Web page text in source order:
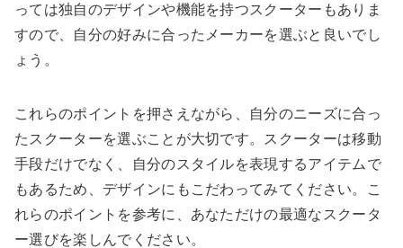
っては独自のデザインや機能を持つスクーターもありま
すので、自分の好みに合ったメーカーを選ぶと良いでし
ょう。
これらのポイントを押さえながら、自分のニーズに合っ
たスクーターを選ぶことが大切です。スクーターは移動
手段だけでなく、自分のスタイルを表現するアイテムで
もあるため、デザインにもこだわってみてください。こ
れらのポイントを参考に、あなただけの最適なスクータ
ー選びを楽しんでください。